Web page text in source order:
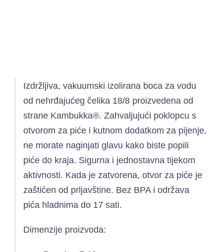
Izdržljiva, vakuumski izolirana boca za vodu
od nehrđajućeg čelika 18/8 proizvedena od
strane Kambukka®. Zahvaljujući poklopcu s
otvorom za piće i kutnom dodatkom za pijenje,
ne morate naginjati glavu kako biste popili
piće do kraja. Sigurna i jednostavna tijekom
aktivnosti. Kada je zatvorena, otvor za piće je
zaštićen od prljavštine. Bez BPA i održava
pića hladnima do 17 sati.
Dimenzije proizvoda: